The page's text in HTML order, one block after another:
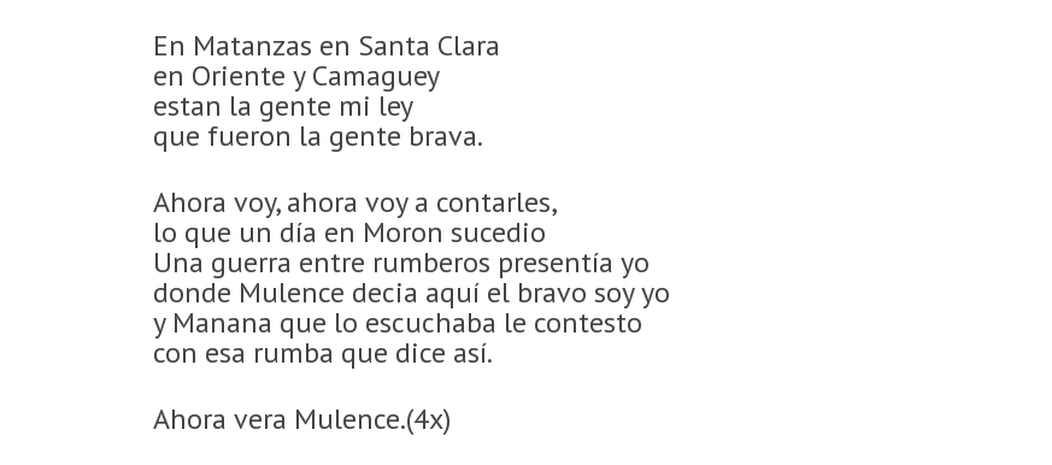
En Matanzas en Santa Clara
en Oriente y Camaguey
estan la gente mi ley
que fueron la gente brava.
Ahora voy, ahora voy a contarles,
lo que un día en Moron sucedio
Una guerra entre rumberos presentía yo
donde Mulence decia aquí el bravo soy yo
y Manana que lo escuchaba le contesto
con esa rumba que dice así.
Ahora vera Mulence.(4x)